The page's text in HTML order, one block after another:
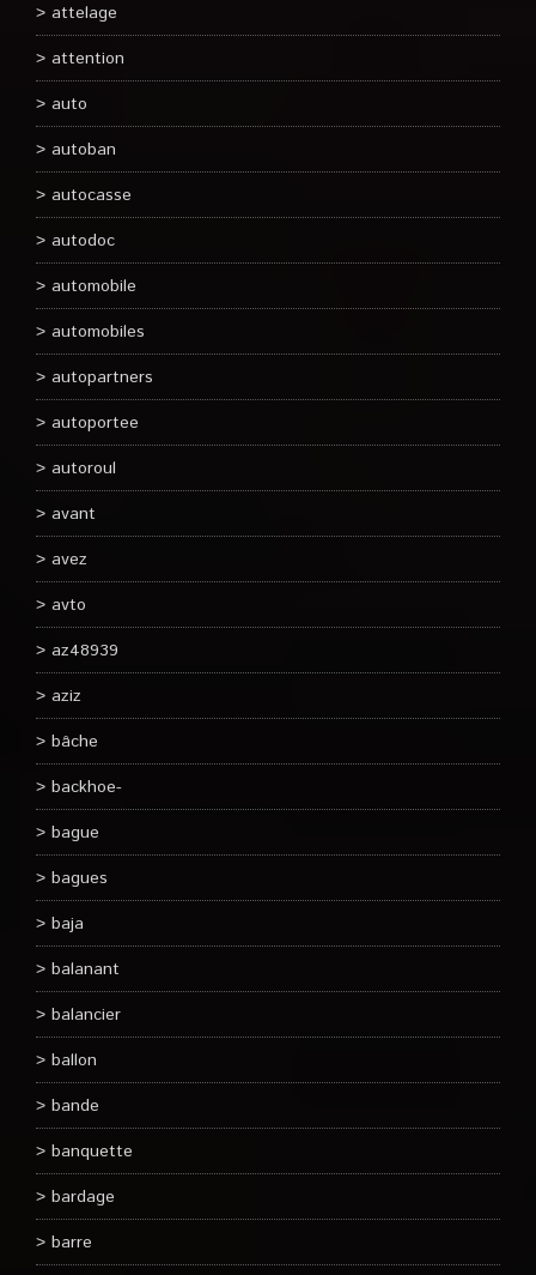
attelage
attention
auto
autoban
autocasse
autodoc
automobile
automobiles
autopartners
autoportee
autoroul
avant
avez
avto
az48939
aziz
bâche
backhoe-
bague
bagues
baja
balanant
balancier
ballon
bande
banquette
bardage
barre